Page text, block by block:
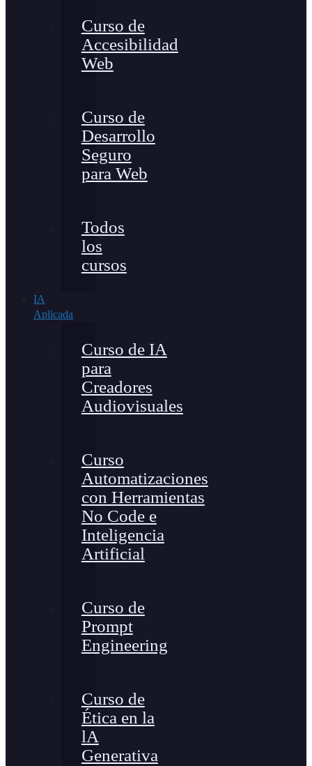
Curso de
Accesibilidad
Web
Curso de
Desarrollo
Seguro
para Web
Todos
los
cursos
IA
Aplicada
Curso de IA
para
Creadores
Audiovisuales
Curso
Automatizaciones
con Herramientas
No Code e
Inteligencia
Artificial
Curso de
Prompt
Engineering
Curso de
Ética en la
lA
Generativa